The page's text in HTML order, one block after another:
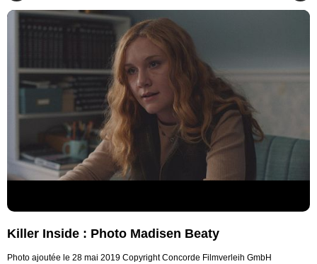
Killer Inside : Photo Madisen Beaty
Photo ajoutée le 28 mai 2019 Copyright Concorde Filmverleih GmbH